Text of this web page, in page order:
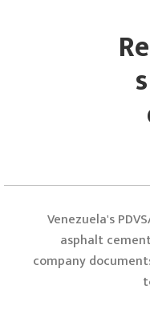
Venezuela's
asphalt
company